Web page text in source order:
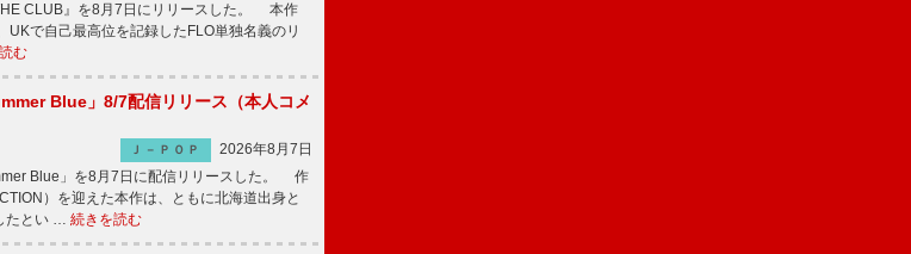
CLUB』を8月7日にリリースした。 本作
で自己最高位を記録したFLO単独名義のリ
む
Blue」8/7配信リリース（本人コメ
Ｊ－ＰＯＰ
2026年8月7日
Blue」を8月7日に配信リリースした。 作
）を迎えた本作は、ともに北海道出身と
たとい … 続きを読む